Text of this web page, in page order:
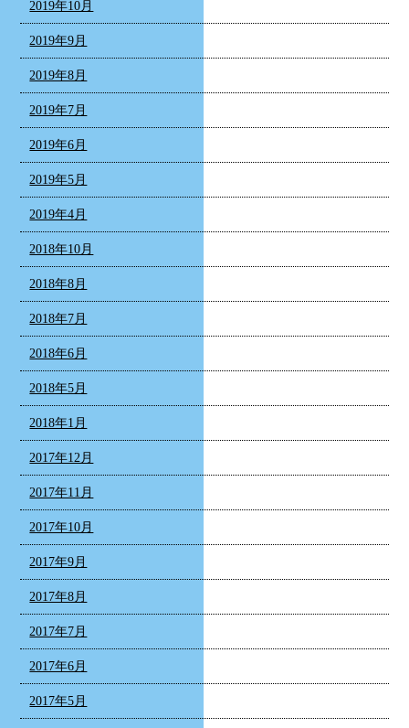
2019年10月
2019年9月
2019年8月
2019年7月
2019年6月
2019年5月
2019年4月
2018年10月
2018年8月
2018年7月
2018年6月
2018年5月
2018年1月
2017年12月
2017年11月
2017年10月
2017年9月
2017年8月
2017年7月
2017年6月
2017年5月